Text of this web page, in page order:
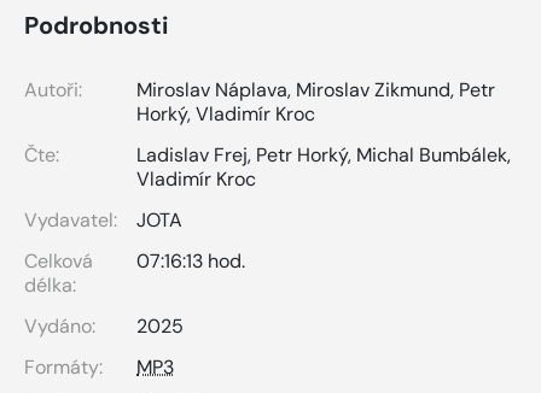
Podrobnosti
Autoři: Miroslav Náplava, Miroslav Zikmund, Petr
Horký,Vladimír Kroc
Čte:
Ladislav Frej, Petr Horký, Michal Bumbálek,
Vladimír Kroc
Vydavatel:
JOTA
Celková
délka:
07:16:13 hod.
Vydáno:
2025
Formáty:
MP3